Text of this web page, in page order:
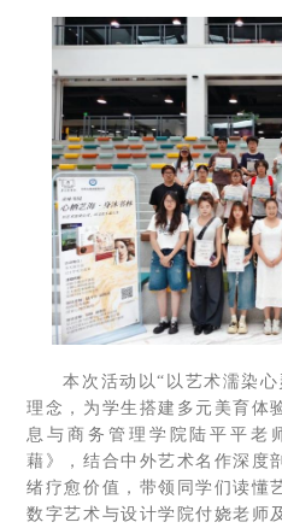
本次活动以“以艺术濡染
理念，为学生搭建多元美育体
息与商务管理学院陆平平老
藉》，结合中外艺术名作深度
绪疗愈价值，带领同学们读懂
数字艺术与设计学院付娆老师